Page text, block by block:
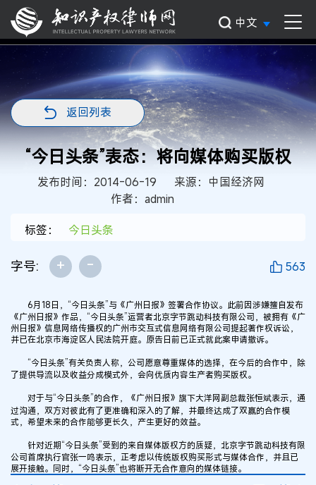
中文
返回列表
“今日头条”表态：将向媒体购买版权
发布时间：2014-06-19
来源：中国经济网
作者：admin
标签：
今日头条
字号: + - 563
6月18日，“今日头条”与《广州日报》签署合作协议。此前因涉嫌擅自发布
《广州日报》作品，“今日头条”运营者北京字节跳动科技有限公司，被拥有《广
州日报》信息网络传播权的广州市交互式信息网络有限公司提起著作权诉讼，
并已在北京市海淀区人民法院开庭。原告日前已正式就此案申请撤诉。
“今日头条”有关负责人称，公司愿意尊重媒体的选择，在今后的合作中，除
了提供导流以及收益分成模式外，会向优质内容生产者购买版权。
对于与“今日头条”的合作，《广州日报》旗下大洋网副总裁张恒斌表示，通
过沟通，双方对彼此有了更准确和深入的了解，并最终达成了双赢的合作模
式，希望未来的合作能够更长久，产生更好的效益。
针对近期“今日头条”受到的来自媒体版权方的质疑，北京字节跳动科技有限
公司首席执行官张一鸣表示，正考虑以传统版权购买形式与媒体合作，并且已
展开接触。同时，“今日头条”也将断开无合作意向的媒体链接。